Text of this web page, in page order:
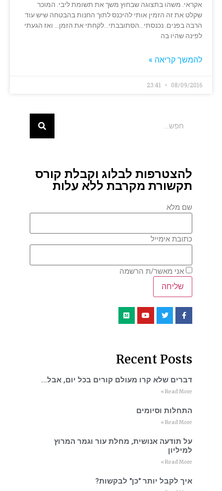
אקראי. משהו בתצוגה שבחוץ משך את תשומת ליבי. המוכר
שקלט את זה הזמין אותי להיכנס לתוך החנות בהבטחה שיש עוד
הרבה בפנים. נכנסתי…הסתובבתי…לקחתי את הזמן… ואז הגעתי
לפינה שהיו בה
להמשך קריאה »
08/09/2016
להצטרפות לבלוג וקבלת קורס
תקשורת מקרבת ללא עלות
שם מלא
כתובת אימייל
אני מאשר/ת הרשמה
Recent Posts
דברים שלא קרו מעולם קורים בכל יום, אבל…
Read More »
התחלות וסיומים
Read More »
על תודעה אנושית, מחלת עור וגמר המרוץ
למיליון
Read More »
איך לקבל יותר "כן" לבקשות?